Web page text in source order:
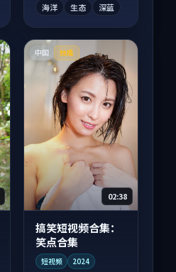
海洋 生态 深蓝
中国 独播
02:38
搞笑短视频合集：
笑点合集
短视频 2024